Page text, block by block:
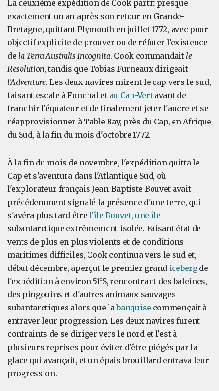
La deuxième expédition de Cook partit presque
exactement un an après son retour en Grande-
Bretagne, quittant Plymouth en juillet 1772, avec pour
objectif explicite de prouver ou de réfuter l'existence
dela Terra Australis Incognita. Cook commandaitle
Resolution, tandis que Tobias Furneaux dirigeait
l'Adventure. Les deux navires mirent le cap vers le sud,
faisant escale à Funchal et au Cap-Vertavant de
franchir l'équateur et de finalement jeter l'ancre et se
réapprovisionner à Table Bay, près du Cap, en Afrique
du Sud, à la fin du mois d'octobre 1772.
À la fin du mois de novembre, l'expédition quitta le
Cap et s'aventura dans l'Atlantique Sud, où
l'explorateur français Jean-Baptiste Bouvet avait
précédemment signalé la présence d'une terre, qui
s'avéra plus tard êtrel'île Bouvet, une île
subantarctique extrêmement isolée. Faisant état de
vents de plus en plus violents et de conditions
maritimes difficiles, Cook continua vers le sud et,
début décembre, aperçut le premier grand icebergde
l'expédition à environ 51°S, rencontrant des baleines,
des pingouins et d'autres animaux sauvages
subantarctiques alors que labanquise commençait à
entraver leur progression. Les deux navires furent
contraints de se diriger vers le nord et l'est à
plusieurs reprises pour éviter d'être piégés par la
glace qui avançait, et un épais brouillard entrava leur
progression.